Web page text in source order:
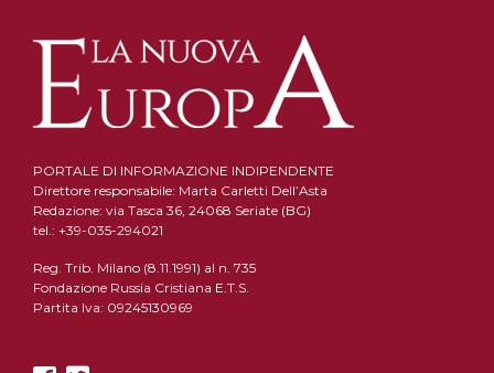
PORTALE DI INFORMAZIONE INDIPENDENTE
Direttore responsabile: Marta Carletti Dell’Asta
Redazione: via Tasca 36, 24068 Seriate (BG)
tel.: +39-035-294021
Reg. Trib. Milano (8.11.1991) al n. 735
Fondazione Russia Cristiana E.T.S.
Partita Iva: 09245130969